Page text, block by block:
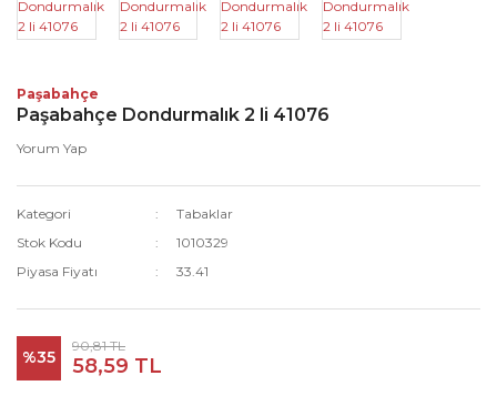
Paşabahçe
Paşabahçe Dondurmalık 2 li 41076
Yorum Yap
Kategori
Tabaklar
Stok Kodu
1010329
Piyasa Fiyatı
33.41
%35
90,81 TL
58,59 TL